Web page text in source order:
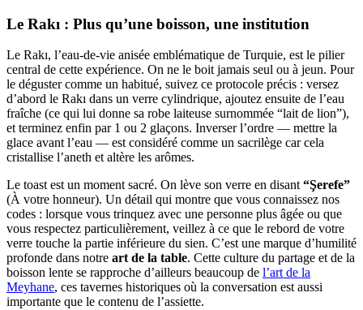
Le Rakı : Plus qu’une boisson, une institution
Le Rakı, l’eau-de-vie anisée emblématique de Turquie, est le pilier
central de cette expérience. On ne le boit jamais seul ou à jeun. Pour
le déguster comme un habitué, suivez ce protocole précis : versez
d’abord le Rakı dans un verre cylindrique, ajoutez ensuite de l’eau
fraîche (ce qui lui donne sa robe laiteuse surnommée “lait de lion”),
et terminez enfin par 1 ou 2 glaçons. Inverser l’ordre — mettre la
glace avant l’eau — est considéré comme un sacrilège car cela
cristallise l’aneth et altère les arômes.
Le toast est un moment sacré. On lève son verre en disant “Şerefe”
(À votre honneur). Un détail qui montre que vous connaissez nos
codes : lorsque vous trinquez avec une personne plus âgée ou que
vous respectez particulièrement, veillez à ce que le rebord de votre
verre touche la partie inférieure du sien. C’est une marque d’humilité
profonde dans notre art de la table. Cette culture du partage et de la
boisson lente se rapproche d’ailleurs beaucoup de l’art de la
Meyhane, ces tavernes historiques où la conversation est aussi
importante que le contenu de l’assiette.